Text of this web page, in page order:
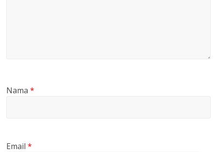
Nama*
Email*